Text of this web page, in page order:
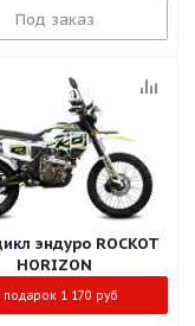
Под заказ
эндуро ROCKOT
HORIZON
подарок 1 170 руб